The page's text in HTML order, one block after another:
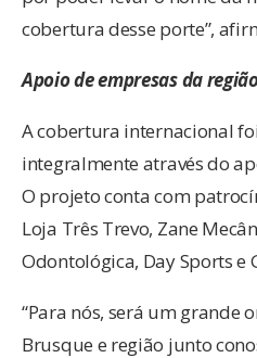
cobertura desse porte”,
Apoio de empresas da
A cobertura internacional
integralmente através do
O projeto conta com
Loja Três Trevo, Zane
Odontológica, Day Sports e
“Para nós, será um grande
Brusque e região junto